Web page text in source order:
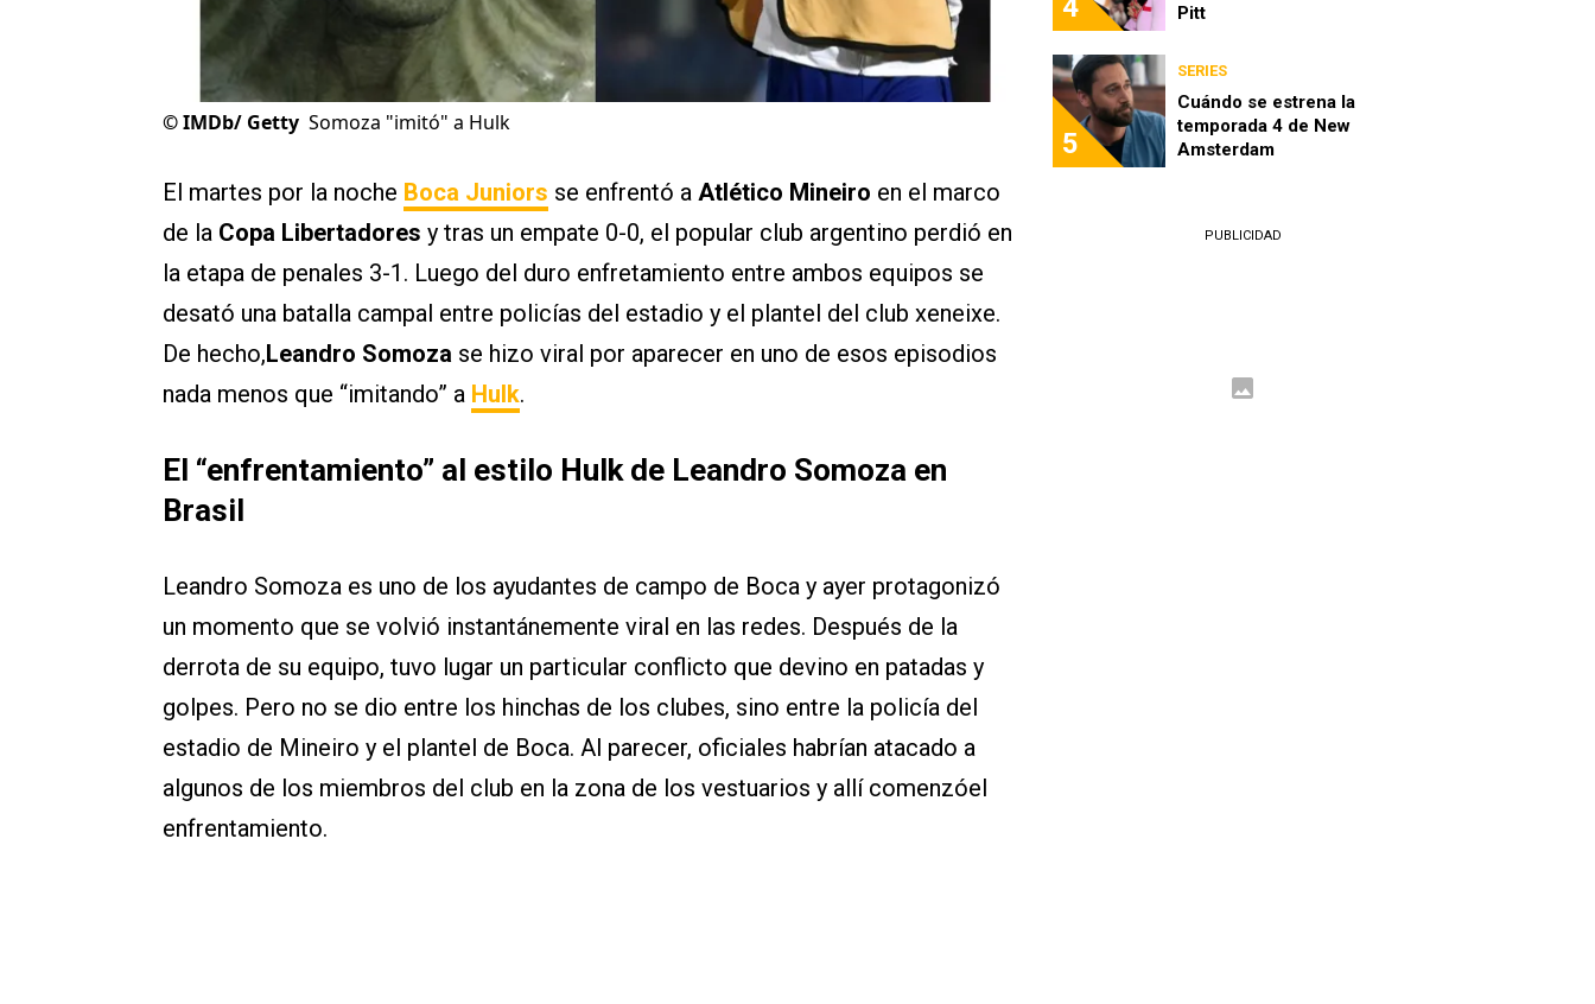
©IMDb/ Getty Somoza "imitó" a Hulk
El martes por la noche Boca Juniors se enfrentó a Atlético Mineiro en el marco
de la Copa Libertadores y tras un empate 0-0, el popular club argentino perdió en
la etapa de penales 3-1. Luego del duro enfretamiento entre ambos equipos se
desató una batalla campal entre policías del estadio y el plantel del club xeneixe.
De hecho,Leandro Somoza se hizo viral por aparecer en uno de esos episodios
nada menos que “imitando” a Hulk.
El “enfrentamiento” al estilo Hulk de Leandro Somoza en
Brasil
Leandro Somoza es uno de los ayudantes de campo de Boca y ayer protagonizó
un momento que se volvió instantánemente viral en las redes. Después de la
derrota de su equipo, tuvo lugar un particular conflicto que devino en patadas y
golpes. Pero no se dio entre los hinchas de los clubes, sino entre la policía del
estadio de Mineiro y el plantel de Boca. Al parecer, oficiales habrían atacado a
algunos de los miembros del club en la zona de los vestuarios y allí comenzóel
enfrentamiento.
4 Pitt
5
SERIES
Cuándo se estrena la
temporada 4 de New
Amsterdam
PUBLICIDAD